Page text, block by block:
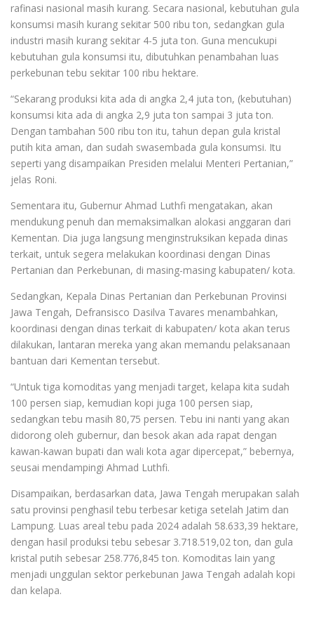
rafinasi nasional masih kurang. Secara nasional, kebutuhan gula
konsumsi masih kurang sekitar 500 ribu ton, sedangkan gula
industri masih kurang sekitar 4-5 juta ton. Guna mencukupi
kebutuhan gula konsumsi itu, dibutuhkan penambahan luas
perkebunan tebu sekitar 100 ribu hektare.
“Sekarang produksi kita ada di angka 2,4 juta ton, (kebutuhan)
konsumsi kita ada di angka 2,9 juta ton sampai 3 juta ton.
Dengan tambahan 500 ribu ton itu, tahun depan gula kristal
putih kita aman, dan sudah swasembada gula konsumsi. Itu
seperti yang disampaikan Presiden melalui Menteri Pertanian,”
jelas Roni.
Sementara itu, Gubernur Ahmad Luthfi mengatakan, akan
mendukung penuh dan memaksimalkan alokasi anggaran dari
Kementan. Dia juga langsung menginstruksikan kepada dinas
terkait, untuk segera melakukan koordinasi dengan Dinas
Pertanian dan Perkebunan, di masing-masing kabupaten/ kota.
Sedangkan, Kepala Dinas Pertanian dan Perkebunan Provinsi
Jawa Tengah, Defransisco Dasilva Tavares menambahkan,
koordinasi dengan dinas terkait di kabupaten/ kota akan terus
dilakukan, lantaran mereka yang akan memandu pelaksanaan
bantuan dari Kementan tersebut.
“Untuk tiga komoditas yang menjadi target, kelapa kita sudah
100 persen siap, kemudian kopi juga 100 persen siap,
sedangkan tebu masih 80,75 persen. Tebu ini nanti yang akan
didorong oleh gubernur, dan besok akan ada rapat dengan
kawan-kawan bupati dan wali kota agar dipercepat,” bebernya,
seusai mendampingi Ahmad Luthfi.
Disampaikan, berdasarkan data, Jawa Tengah merupakan salah
satu provinsi penghasil tebu terbesar ketiga setelah Jatim dan
Lampung. Luas areal tebu pada 2024 adalah 58.633,39 hektare,
dengan hasil produksi tebu sebesar 3.718.519,02 ton, dan gula
kristal putih sebesar 258.776,845 ton. Komoditas lain yang
menjadi unggulan sektor perkebunan Jawa Tengah adalah kopi
dan kelapa.